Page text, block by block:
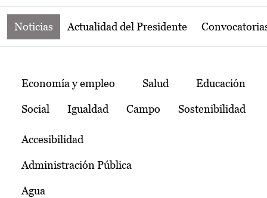
Noticias Actualidad del Presidente
Temas
Economía y empleo Salud Educación
Social Igualdad Campo Sostenibilidad
Accesibilidad
Administración Pública
Agua